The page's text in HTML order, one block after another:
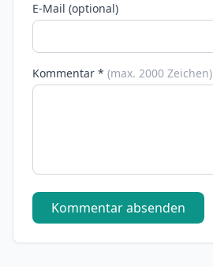
E-Mail (optional)
Kommentar * (max. 2000 Zeichen)
Kommentar absenden